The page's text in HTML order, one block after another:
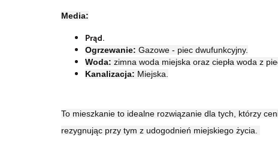
Media:
Prąd.
Ogrzewanie: Gazowe - piec dwufunkcyjny.
Woda: zimna woda miejska oraz ciepła woda z
Kanalizacja: Miejska.
To mieszkanie to idealne rozwiązanie dla tych, którzy
rezygnując przy tym z udogodnień miejskiego życia.